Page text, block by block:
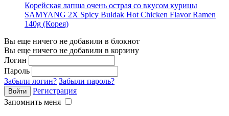
Корейская лапша очень острая со вкусом курицы
SAMYANG 2X Spicy Buldak Hot Chicken Flavor Ramen
140g (Корея)
Вы еще ничего не добавили в блокнот
Вы еще ничего не добавили в корзину
Логин
Пароль
Забыли логин? Забыли пароль?
Регистрация
Запомнить меня